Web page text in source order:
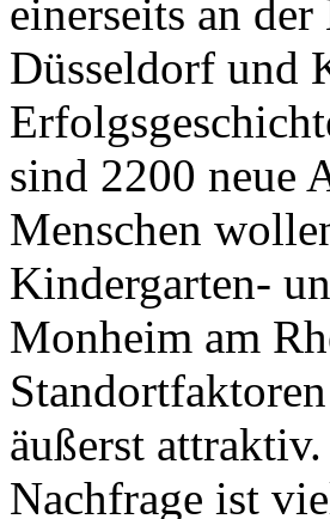
einerseits an
Düsseldorf und
sind 2200 neue
Menschen
Kindergarten-
Monheim am
äußerst
Nachfrage ist